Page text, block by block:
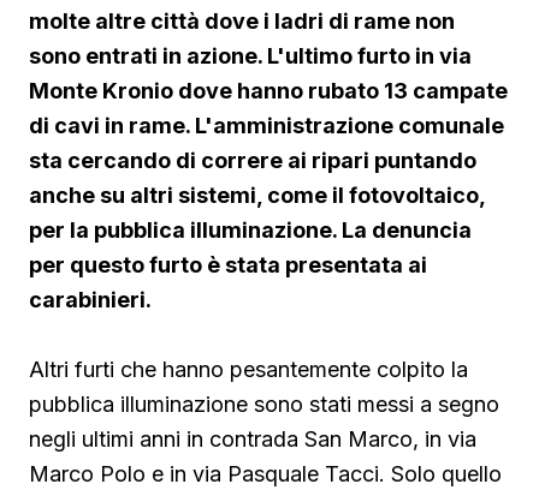
molte altre città dove i ladri di rame non
sono entrati in azione. L'ultimo furto in via
Monte Kronio dove hanno rubato 13 campate
di cavi in rame. L'amministrazione comunale
sta cercando di correre ai ripari puntando
anche su altri sistemi, come il fotovoltaico,
per la pubblica illuminazione. La denuncia
per questo furto è stata presentata ai
carabinieri.
Altri furti che hanno pesantemente colpito la
pubblica illuminazione sono stati messi a segno
negli ultimi anni in contrada San Marco, in via
Marco Polo e in via Pasquale Tacci. Solo quello